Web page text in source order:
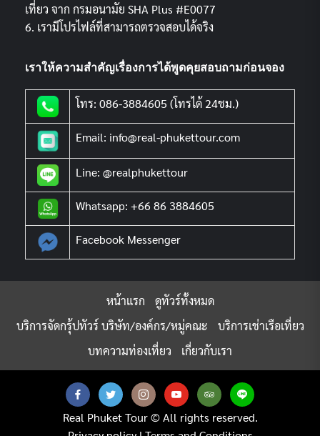
เที่ยว จาก กรมอนามัย SHA Plus #E0077
6. เรามีโปรไฟล์ที่สามารถตรวจสอบได้จริง
เราให้ความสำคัญเรื่องการได้พูดคุยสอบถามก่อนจอง
โทร: 086-3884605 (โทรได้ 24ชม.)
Email: info@real-phukettour.com
Line: @realphukettour
Whatsapp: +66 86 3884605
Facebook Messenger
หน้าแรก
ดูทัวร์ทั้งหมด
บริการจัดกรุ้ปทัวร์ บริษัท/องค์กร/หมู่คณะ
บริการเช่าเรือเที่ยว
บทความท่องเที่ยว
เกี่ยวกับเรา
Real Phuket Tour © All rights reserved.